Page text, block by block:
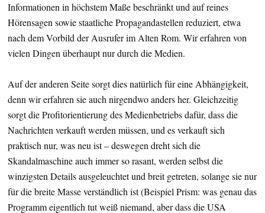
Informationen in höchstem Maße beschränkt und auf reines
Hörensagen sowie staatliche Propagandastellen reduziert, etwa
nach dem Vorbild der Ausrufer im Alten Rom. Wir erfahren von
vielen Dingen überhaupt nur durch die Medien.
Auf der anderen Seite sorgt dies natürlich für eine Abhängigkeit,
denn wir erfahren sie auch nirgendwo anders her. Gleichzeitig
sorgt die Profitorientierung des Medienbetriebs dafür, dass die
Nachrichten verkauft werden müssen, und es verkauft sich
praktisch nur, was neu ist – deswegen dreht sich die
Skandalmaschine auch immer so rasant, werden selbst die
winzigsten Details ausgeleuchtet und breit getreten, solange sie nur
für die breite Masse verständlich ist (Beispiel Prism: was genau das
Programm eigentlich tut weiß niemand, aber dass die USA